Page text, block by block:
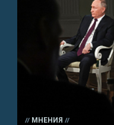
МНЕНИЯ